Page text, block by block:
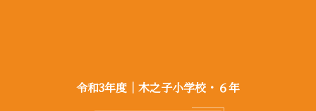
令和3年度｜木之子小学校・６年